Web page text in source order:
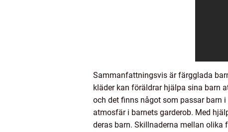
Sammanfattningsvis är färgglada
kläder kan föräldrar hjälpa sina barn
och det finns något som passar barn
atmosfär i barnets garderob. Med
deras barn. Skillnaderna mellan olika